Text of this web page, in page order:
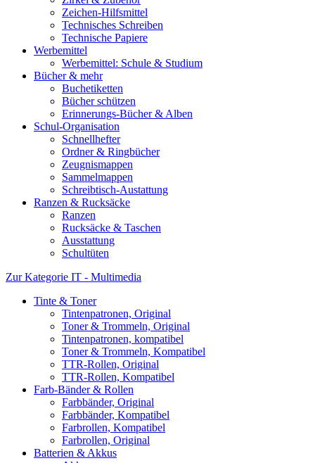
Zeichen-Hilfsmittel
Technisches Schreiben
Technische Papiere
Werbemittel
Werbemittel: Schule & Studium
Bücher & mehr
Buchetiketten
Bücher schützen
Erinnerungs-Bücher & Alben
Schul-Organisation
Schnellhefter
Ordner & Ringbücher
Zeugnismappen
Sammelmappen
Schreibtisch-Austattung
Ranzen & Rucksäcke
Ranzen
Rucksäcke & Taschen
Ausstattung
Schultüten
Zur Kategorie IT - Multimedia
Tinte & Toner
Tintenpatronen, Original
Toner & Trommeln, Original
Tintenpatronen, kompatibel
Toner & Trommeln, Kompatibel
TTR-Rollen, Original
TTR-Rollen, Kompatibel
Farb-Bänder & Rollen
Farbbänder, Original
Farbbänder, Kompatibel
Farbrollen, Kompatibel
Farbrollen, Original
Batterien & Akkus